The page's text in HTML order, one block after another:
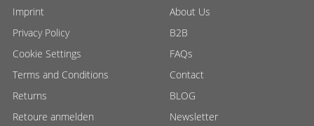
Imprint
Privacy Policy
Cookie Settings
Terms and Conditions
Returns
Retoure anmelden
About Us
B2B
FAQs
Contact
BLOG
Newsletter